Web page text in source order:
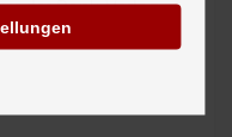
der Bank-Verlag
Projekts, die